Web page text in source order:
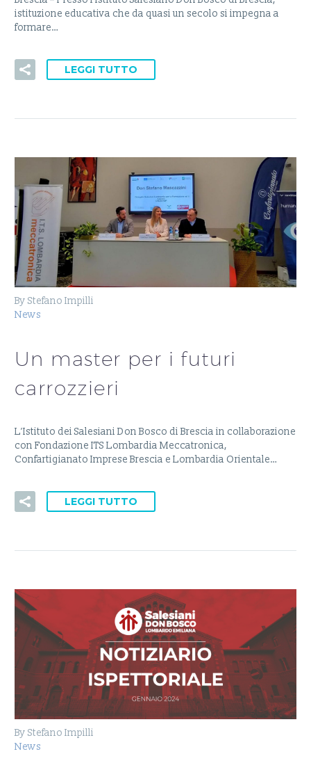
istituzione educativa che da quasi un secolo si impegna a
formare…
LEGGI TUTTO
By Stefano Impilli
News
Un master per i futuri
carrozzieri
L’Istituto dei Salesiani Don Bosco di Brescia in collaborazione
con Fondazione ITS Lombardia Meccatronica,
Confartigianato Imprese Brescia e Lombardia Orientale…
LEGGI TUTTO
By Stefano Impilli
News